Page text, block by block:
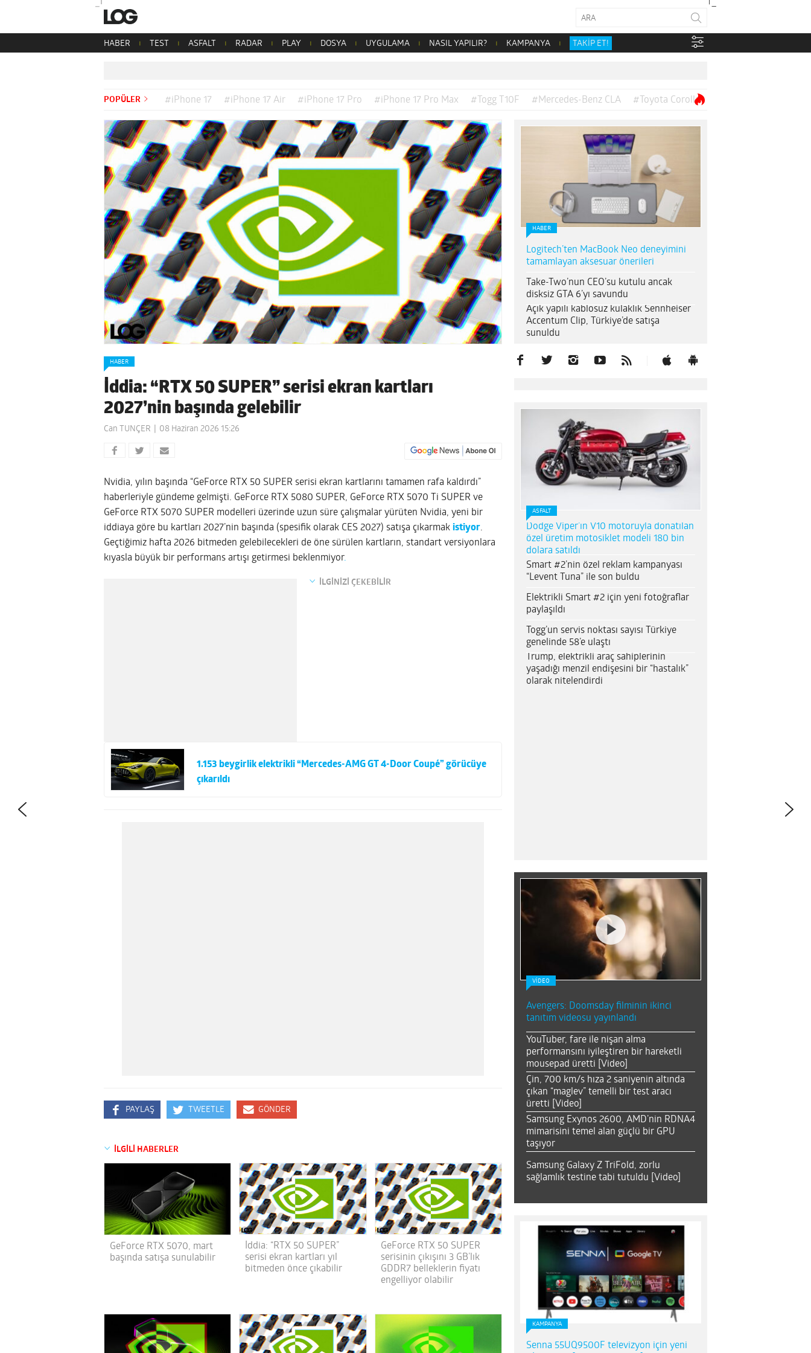
HABER TEST ASFALT RADAR PLAY DOSYA UYGULAMA NASIL YAPILIR? KAMPANYA TAKİP ET!
POPÜLER #iPhone 17 #iPhone 17 Air #iPhone 17 Pro #iPhone 17 Pro Max #Togg T10F #Mercedes-Benz CLA #Toyota Corolla
HABER
İddia: “RTX 50 SUPER” serisi ekran kartları
2027’nin başında gelebilir
Can TUNÇER 08 Haziran 2026 15:26
Nvidia, yılın başında “GeForce RTX 50 SUPER serisi ekran kartlarını tamamen rafa kaldırdı”
haberleriyle gündeme gelmişti. GeForce RTX 5080 SUPER, GeForce RTX 5070 Ti SUPER ve
GeForce RTX 5070 SUPER modelleri üzerinde uzun süre çalışmalar yürüten Nvidia, yeni bir
iddiaya göre bu kartları 2027’nin başında (spesifik olarak CES 2027) satışa çıkarmak istiyor.
Geçtiğimiz hafta 2026 bitmeden gelebilecekleri de öne sürülen kartların, standart versiyonlara
kıyasla büyük bir performans artışı getirmesi beklenmiyor.
İLGİNİZİ ÇEKEBİLİR
1.153 beygirlik elektrikli “Mercedes-AMG GT 4-Door Coupé” görücüye
çıkarıldı
PAYLAŞ TWEETLE GÖNDER
İLGİLİ HABERLER
GeForce RTX 5070, mart
başında satışa sunulabilir
İddia: “RTX 50 SUPER”
serisi ekran kartları yıl
bitmeden önce çıkabilir
GeForce RTX 50 SUPER
serisinin çıkışını 3 GB’lık
GDDR7 belleklerin fiyatı
engelliyor olabilir
HABER
Logitech’ten MacBook Neo deneyimini
tamamlayan aksesuar önerileri
Take-Two’nun CEO’su kutulu ancak
disksiz GTA 6’yı savundu
Açık yapılı kablosuz kulaklık Sennheiser
Accentum Clip, Türkiye’de satışa
sunuldu
ASFALT
Dodge Viper’ın V10 motoruyla donatılan
özel üretim motosiklet modeli 180 bin
dolara satıldı
Smart #2’nin özel reklam kampanyası
“Levent Tuna” ile son buldu
Elektrikli Smart #2 için yeni fotoğraflar
paylaşıldı
Togg’un servis noktası sayısı Türkiye
genelinde 58’e ulaştı
Trump, elektrikli araç sahiplerinin
yaşadığı menzil endişesini bir “hastalık”
olarak nitelendirdi
VİDEO
Avengers: Doomsday filminin ikinci
tanıtım videosu yayınlandı
YouTuber, fare ile nişan alma
performansını iyileştiren bir hareketli
mousepad üretti [Video]
Çin, 700 km/s hıza 2 saniyenin altında
çıkan “maglev” temelli bir test aracı
üretti [Video]
Samsung Exynos 2600, AMD’nin RDNA4
mimarisini temel alan güçlü bir GPU
taşıyor
Samsung Galaxy Z TriFold, zorlu
sağlamlık testine tabi tutuldu [Video]
KAMPANYA
Senna 55UQ9500F televizyon için yeni